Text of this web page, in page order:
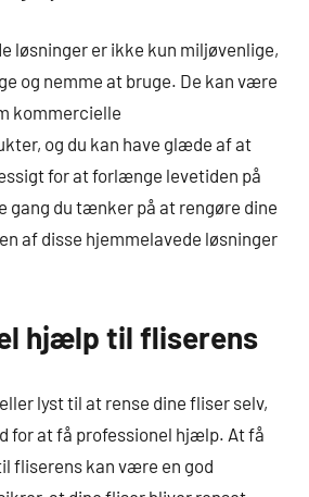
løsninger er ikke kun miljøvenlige,
og nemme at bruge. De kan være
kommercielle
og du kan have glæde af at
for at forlænge levetiden på
gang du tænker på at rengøre dine
af disse hjemmelavede løsninger
hjælp til fliserens
lyst til at rense dine fliser selv,
for at få professionel hjælp. At få
fliserens kan være en god